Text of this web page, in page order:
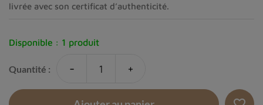
livrée avec son certificat d’authenticité.
Disponible : 1 produit
Quantité : - +